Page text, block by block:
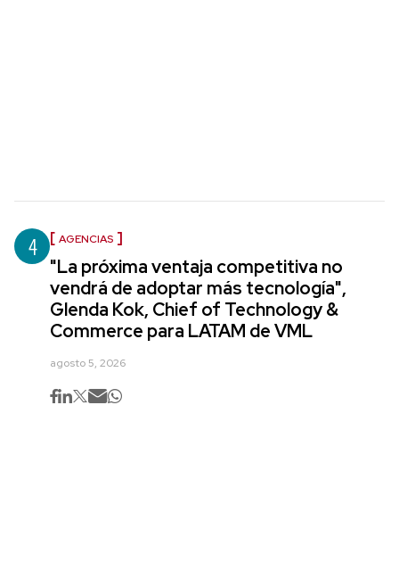
4 AGENCIAS
"La próxima ventaja competitiva no
vendrá de adoptar más tecnología",
Glenda Kok, Chief of Technology &
Commerce para LATAM de VML
agosto 5, 2026